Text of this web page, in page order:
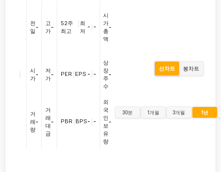
전
일
-
시
가
-
거
래
량
-
고
가
-
저
가
-
거
래
대
금
-
52주
최고
최
저
- -
PER EPS - -
PBR BPS- -
시
가
총
액
-
상
장
주
수
-
외
국
인
보
유
량
-
선차트 봉차트
30분 1개월 3개월 1년